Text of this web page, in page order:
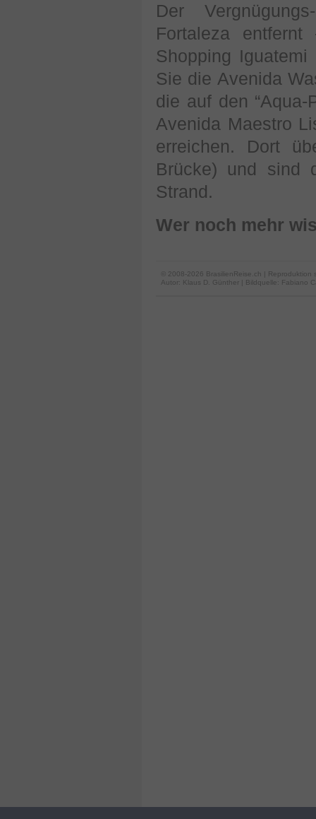
Der
Fortaleza
Shopping
Sie die Avenida
die auf den
Avenida Maestro
erreichen. Dort
Brücke) und sind
Strand.
Wer noch mehr
© 2008-2026 BrasilienReise.ch | Reproduktion
Autor: Klaus D. Günther | Bildquelle: Fabiano